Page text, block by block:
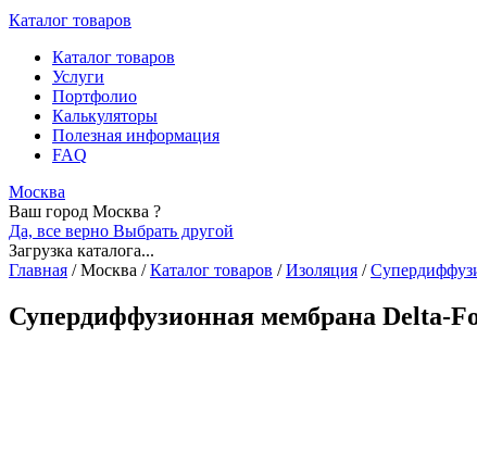
Каталог товаров
Каталог товаров
Услуги
Портфолио
Калькуляторы
Полезная информация
FAQ
Москва
Ваш город Москва ?
Да, все верно Выбрать другой
Загрузка каталога...
Главная /Москва / Каталог товаров / Изоляция /
Супердиффузионная мембрана Delta-